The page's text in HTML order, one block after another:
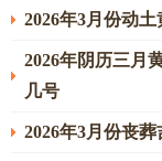
属虎的老年阶段
通过属虎的老年
年份；是一个富
他们习性上会回顾
2026年3月份动
2026年阴历三月
几号
2026年3月份丧